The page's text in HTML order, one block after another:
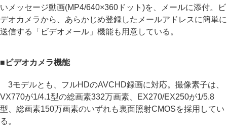
いメッセージ動画(MP4/640×360ドット)を、メールに添付。ビ
デオカメラから、あらかじめ登録したメールアドレスに簡単に
送信する「ビデオメール」機能も用意している。
■ビデオカメラ機能
3モデルとも、フルHDのAVCHD録画に対応。撮像素子は、
VX770が1/4.1型の総画素332万画素、EX270/EX250が1/5.8
型、総画素150万画素のいずれも裏面照射CMOSを採用してい
る。